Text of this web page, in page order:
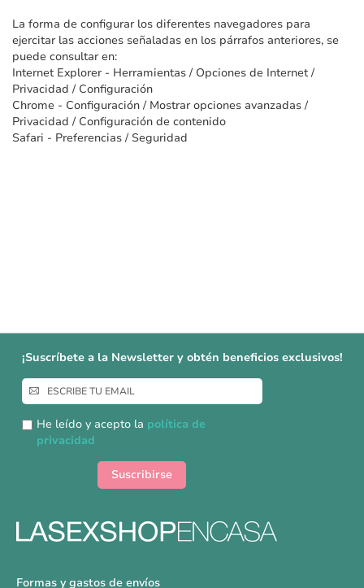
La forma de configurar los diferentes navegadores para
ejercitar las acciones señaladas en los párrafos anteriores, se
puede consultar en:
Internet Explorer - Herramientas / Opciones de Internet /
Privacidad / Configuración
Chrome - Configuración / Mostrar opciones avanzadas /
Privacidad / Configuración de contenido
Safari - Preferencias / Seguridad
¡Suscríbete a la Newsletter y obtén beneficios exclusivos!
Inscríbase
a
nuestro
boletín
He leído y acepto la política de
privacidad
Suscribirse
Formas y gastos de envíos